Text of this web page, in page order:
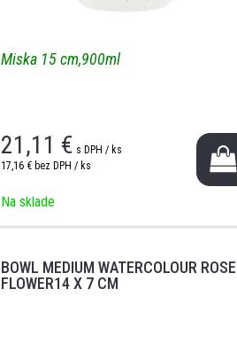
Miska 15 cm,900ml
21,11 € s DPH / ks
17,16 € bez DPH / ks
Na sklade
BOWL MEDIUM WATERCOLOUR ROSE
FLOWER14 X 7 CM